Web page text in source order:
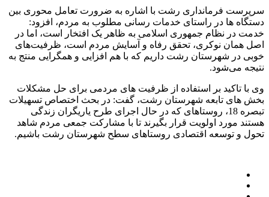
سرپرست فرمانداری رشت با اشاره به ضرورت تعامل محوری بین
دستگاه ها در راستای خدمات رسانی مطلوب به مردم، افزود:
خدمت در نظام جمهوری اسلامی به ظاهر یک افتخار است، اما در
اصل همان نوکری، تحقق رفاه و آسایش مردم است، ظرفیت‌های
خوبی در شهرستان رشت داریم که با هم افزایی و همگرایی منتج به
نتیجه می‌شود.
وی با تاکید بر استفاده از ظرفیت های مردمی برای حل مشکلات
بخش های تابعه شهرستان رشت، گفت: در بحث اختصاص تسهیلات
تبصره 18، روستاهای که در حال اجرای طرح یاریگران زندگی
هستند مورد اولویت قرار بگیرند تا با مشارکت جمعی مردم شاهد
تحول و توسعه اقتصادی روستاهای سطح شهرستان رشت باشیم.